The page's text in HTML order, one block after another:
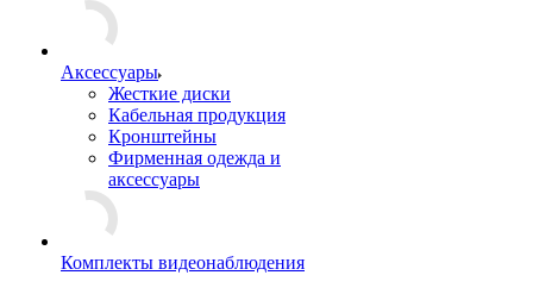
Аксессуары
Жесткие диски
Кабельная продукция
Кронштейны
Фирменная одежда и
аксессуары
Комплекты видеонаблюдения